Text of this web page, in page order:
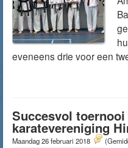
eveneens drie voor een
Succesvol
karatevereniging
Maandag 26 februari 2018